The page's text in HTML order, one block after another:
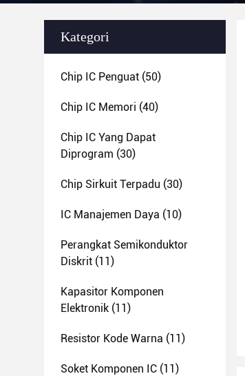
Kategori
Chip IC Penguat (50)
Chip IC Memori (40)
Chip IC Yang Dapat
Diprogram (30)
Chip Sirkuit Terpadu (30)
IC Manajemen Daya (10)
Perangkat Semikonduktor
Diskrit (11)
Kapasitor Komponen
Elektronik (11)
Resistor Kode Warna (11)
Soket Komponen IC (11)